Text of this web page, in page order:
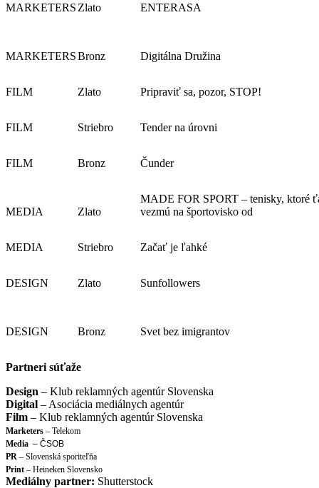
MARKETERS Zlato ENTERASA
MARKETERSBronz Digitálna Družina
FILM Zlato Pripraviť sa, pozor, STOP!
FILM Striebro Tender na úrovni
FILM Bronz Čunder
MEDIA Zlato
MADE FOR SPORT – tenisky, ktoré
vezmú na športovisko od
MEDIA Striebro Začať je ľahké
DESIGN Zlato Sunfollowers
DESIGN Bronz Svet bez imigrantov
Partneri súťaže
Design – Klub reklamných agentúr Slovenska
Digital – Asociácia mediálnych agentúr
Film – Klub reklamných agentúr Slovenska
Marketers – Telekom
Media – ČSOB
PR – Slovenská sporiteľňa
Print – Heineken Slovensko
Mediálny partner: Shutterstock